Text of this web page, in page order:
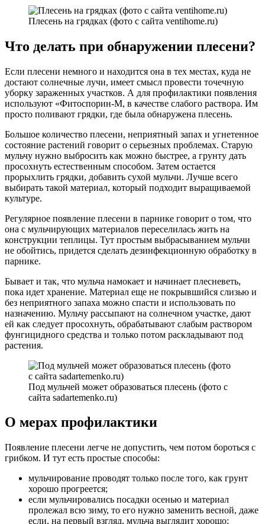
Плесень на грядках (фото с сайта ventihome.ru)
Что делать при обнаружении плесени?
Если плесени немного и находится она в тех местах, куда не
достают солнечные лучи, имеет смысл провести точечную
уборку зараженных участков. А для профилактики появления
используют «Фитоспорин-М, в качестве слабого раствора. Им
просто поливают грядки, где была обнаружена плесень.
Большое количество плесени, неприятный запах и угнетенное
состояние растений говорит о серьезных проблемах. Старую
мульчу нужно выбросить как можно быстрее, а грунту дать
просохнуть естественным способом. Затем остается
прорыхлить грядки, добавить сухой мульчи. Лучше всего
выбирать такой материал, который подходит выращиваемой
культуре.
Регулярное появление плесени в парнике говорит о том, что
она с мульчирующих материалов переселилась жить на
конструкции теплицы. Тут простым выбрасыванием мульчи
не обойтись, придется сделать дезинфекционную обработку в
парнике.
Бывает и так, что мульча намокает и начинает плесневеть,
пока идет хранение. Материал еще не покрывшийся слизью и
без неприятного запаха можно спасти и использовать по
назначению. Мульчу рассыпают на солнечном участке, дают
ей как следует просохнуть, обрабатывают слабым раствором
фунгицидного средства и только потом раскладывают под
растения.
Под мульчей может образоваться плесень (фото с
сайта sadartemenko.ru)
О мерах профилактики
Появление плесени легче не допустить, чем потом бороться с
грибком. И тут есть простые способы:
мульчирование проводят только после того, как грунт
хорошо прогреется;
если мульчировались посадки осенью и материал
пролежал всю зиму, то его нужно заменить весной, даже
если, на первый взгляд, мульча выглядит хорошо;